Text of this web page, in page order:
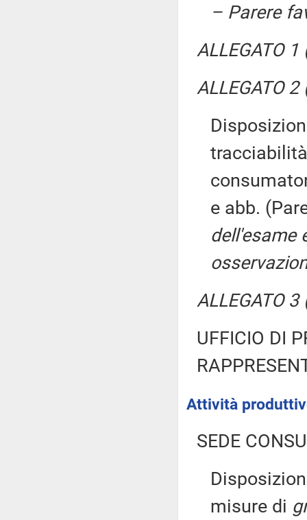
– Parere
ALLEGATO
ALLEGATO
e abb.
dell'esame
ALLEGATO
UFFICIO DI
Attività
SEDE
misure di